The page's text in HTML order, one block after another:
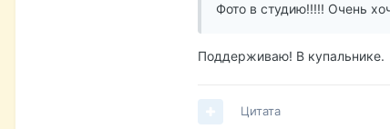
Фото в студию!!!!! Очень
Поддерживаю! В купальнике.
Цитата